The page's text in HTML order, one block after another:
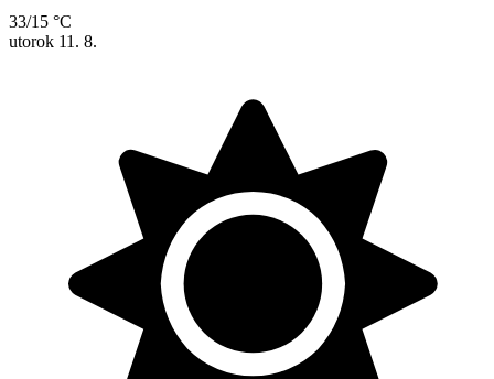
33/15 °C
utorok 11. 8.